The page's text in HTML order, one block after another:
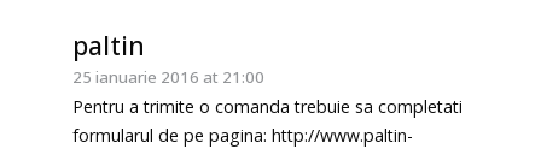
paltin
25 ianuarie 2016 at 21:00
Pentru a trimite o comanda trebuie sa completati
formularul de pe pagina: http://www.paltin-